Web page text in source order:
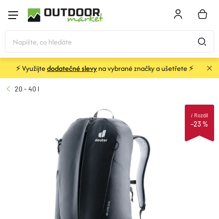
obsah
KOŠÍK
STANY
BATOHY A TAŠKY
⚡ Využijtedodatečné slevyna vybrané značky a ušetřete ⚡
20 - 40 l
–23 %
iRozdíl